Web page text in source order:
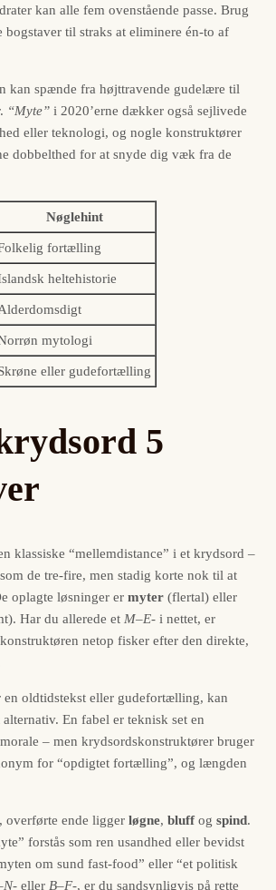
kan alle fem ovenstående passe. Brug
bogstaver til straks at eliminere én-to af
kan spænde fra højttravende gudelære til
“Myte” i 2020’erne dækker også sejlivede
eller teknologi, og nogle konstruktører
dobbelthed for at snyde dig væk fra de
Nøglehint
fortælling
heltehistorie
mytologi
eller gudefortælling
5
klassiske “mellemdistance” i et krydsord –
de tre-fire, men stadig korte nok til at
oplagte løsninger er myter (flertal) eller
Har du allerede et M–E- i nettet, er
netop fisker efter den direkte,
en oldtidstekst eller gudefortælling, kan
En fabel er teknisk set en
– men krydsordskonstruktører bruger
for “opdigtet fortælling”, og længden
overførte ende ligger løgne, bluff og spind.
forstås som ren usandhed eller bevidst
om sund fast-food” eller “et politisk
eller B–F-, er du sandsynligvis på rette